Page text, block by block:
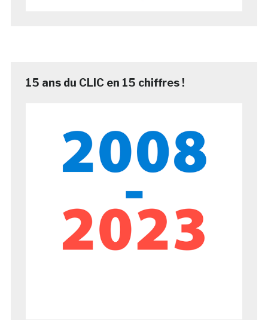
15 ans du CLIC en 15 chiffres !